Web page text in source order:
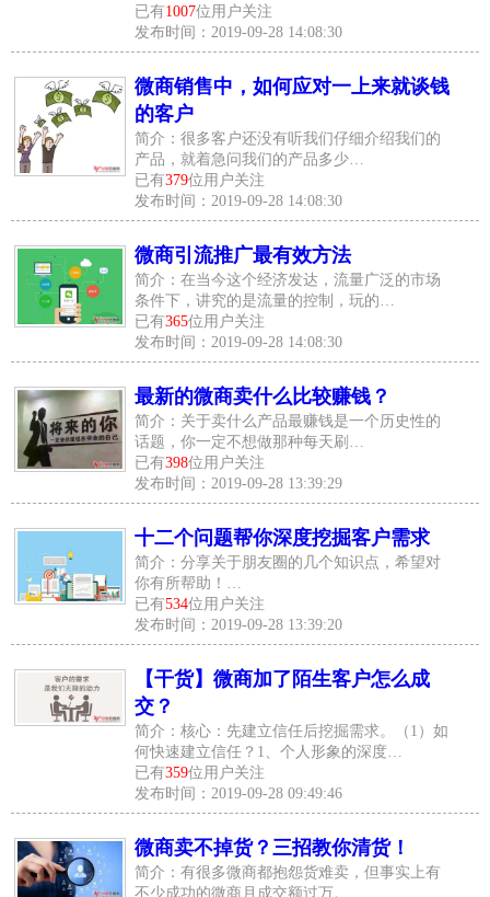
已有1007位用户关注
发布时间：2019-09-28 14:08:30
微商销售中，如何应对一上来就谈钱
的客户
简介：很多客户还没有听我们仔细介绍我们的
产品，就着急问我们的产品多少…
已有379位用户关注
发布时间：2019-09-28 14:08:30
微商引流推广最有效方法
简介：在当今这个经济发达，流量广泛的市场
条件下，讲究的是流量的控制，玩的…
已有365位用户关注
发布时间：2019-09-28 14:08:30
最新的微商卖什么比较赚钱？
简介：关于卖什么产品最赚钱是一个历史性的
话题，你一定不想做那种每天刷…
已有398位用户关注
发布时间：2019-09-28 13:39:29
十二个问题帮你深度挖掘客户需求
简介：分享关于朋友圈的几个知识点，希望对
你有所帮助！…
已有534位用户关注
发布时间：2019-09-28 13:39:20
【干货】微商加了陌生客户怎么成
交？
简介：核心：先建立信任后挖掘需求。（1）如
何快速建立信任？1、个人形象的深度…
已有359位用户关注
发布时间：2019-09-28 09:49:46
微商卖不掉货？三招教你清货！
简介：有很多微商都抱怨货难卖，但事实上有
不少成功的微商月成交额过万。…